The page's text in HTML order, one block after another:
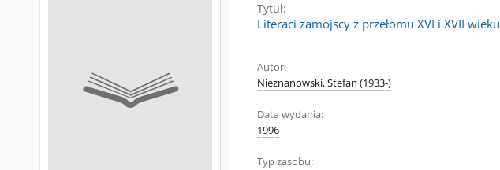
Tytuł:
Literaci zamojscy z przełomu XVI i XVII wieku
Autor:
Nieznanowski, Stefan (1933-)
Data wydania:
1996
Typ zasobu: